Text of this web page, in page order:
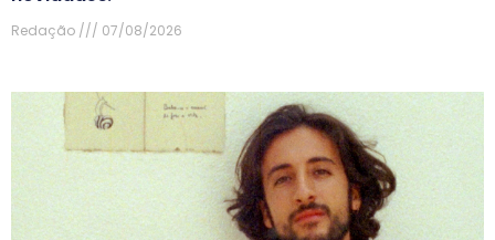
Redação 07/08/2026